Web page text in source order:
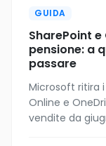
GUIDA
SharePoint
pensione: a
passare
Microsoft ritira
Online e
vendite da